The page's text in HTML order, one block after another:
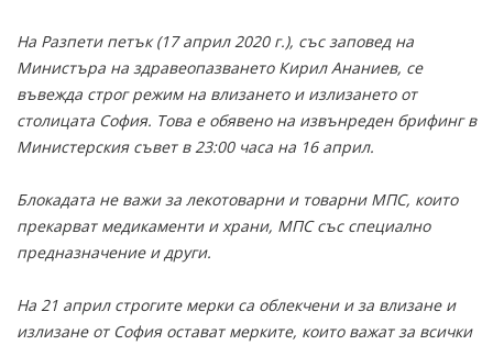
На Разпети петък (17 април 2020 г.), със заповед на
Министъра на здравеопазването Кирил Ананиев, се
въвежда строг режим на влизането и излизането от
столицата София. Това е обявено на извънреден брифинг в
Министерския съвет в 23:00 часа на 16 април.
Блокадата не важи за лекотоварни и товарни МПС, които
прекарват медикаменти и храни, МПС със специално
предназначение и други.
На 21 април строгите мерки са облекчени и за влизане и
излизане от София остават мерките, които важат за всички